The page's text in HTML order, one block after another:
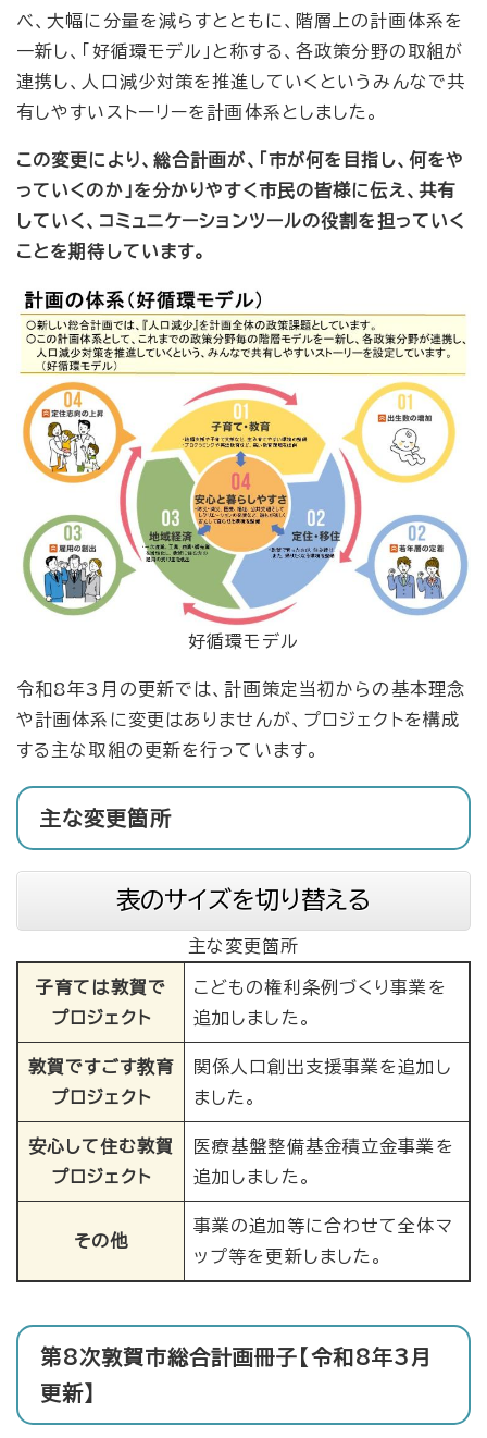
べ、大幅に分量を減らすとともに、階層上の計画体系を
一新し、「好循環モデル」と称する、各政策分野の取組が
連携し、人口減少対策を推進していくというみんなで共
有しやすいストーリーを計画体系としました。
この変更により、総合計画が、「市が何を目指し、何をや
っていくのか」を分かりやすく市民の皆様に伝え、共有
していく、コミュニケーションツールの役割を担っていく
ことを期待しています。
好循環モデル
令和8年3月の更新では、計画策定当初からの基本理念
や計画体系に変更はありませんが、プロジェクトを構成
する主な取組の更新を行っています。
主な変更箇所
表のサイズを切り替える
主な変更箇所
子育ては敦賀で
プロジェクト
こどもの権利条例づくり事業を
追加しました。
敦賀ですごす教育
プロジェクト
関係人口創出支援事業を追加し
ました。
安心して住む敦賀
プロジェクト
医療基盤整備基金積立金事業を
追加しました。
その他
事業の追加等に合わせて全体マ
ップ等を更新しました。
第8次敦賀市総合計画冊子【令和8年3月
更新】